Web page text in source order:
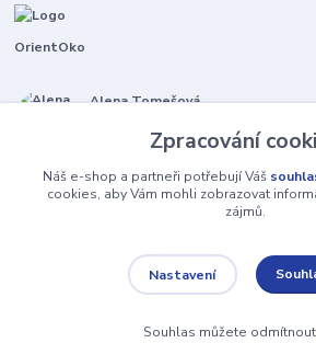
OrientOko
Alena Tomešová
(Po-Pá, 9-15 hod.)
info@orientoko.cz
Vytvořeno na Eshop-
Zpracování
Náš e-shop a partneři potřebují Váš
cookies, aby Vám mohli zobrazovat
zájmů.
Nastavení
Souhlas můžete odmítnout